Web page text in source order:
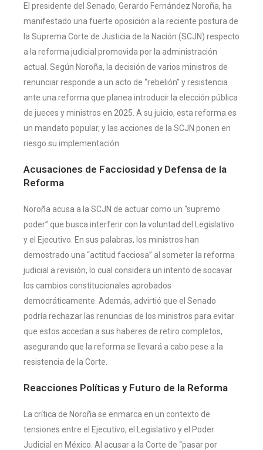
El presidente del Senado, Gerardo Fernández Noroña, ha
manifestado una fuerte oposición a la reciente postura de
la Suprema Corte de Justicia de la Nación (SCJN) respecto
a la reforma judicial promovida por la administración
actual. Según Noroña, la decisión de varios ministros de
renunciar responde a un acto de “rebelión” y resistencia
ante una reforma que planea introducir la elección pública
de jueces y ministros en 2025. A su juicio, esta reforma es
un mandato popular, y las acciones de la SCJN ponen en
riesgo su implementación.
Acusaciones de Facciosidad y Defensa de la
Reforma
Noroña acusa a la SCJN de actuar como un “supremo
poder” que busca interferir con la voluntad del Legislativo
y el Ejecutivo. En sus palabras, los ministros han
demostrado una “actitud facciosa” al someter la reforma
judicial a revisión, lo cual considera un intento de socavar
los cambios constitucionales aprobados
democráticamente. Además, advirtió que el Senado
podría rechazar las renuncias de los ministros para evitar
que estos accedan a sus haberes de retiro completos,
asegurando que la reforma se llevará a cabo pese a la
resistencia de la Corte.
Reacciones Políticas y Futuro de la Reforma
La crítica de Noroña se enmarca en un contexto de
tensiones entre el Ejecutivo, el Legislativo y el Poder
Judicial en México. Al acusar a la Corte de “pasar por